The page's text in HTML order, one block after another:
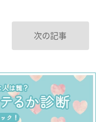
次の記事